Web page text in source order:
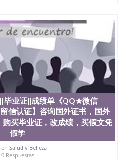
大学结业证（San Jose State
大学结业证（San Jose State
大学结业证（San Jose State
大学学位证（San Jose State
大学学位证（San Jose State
大学学历证书（San Jose
塞州立大学学历证书（San
圣何塞州立大学学历证书
）澳洲读书未毕业找人做
澳洲读CQU中央昆士兰大
书/澳洲读本科硕士做文凭/购
单假文凭学历
澳洲读书未毕
信551190476澳洲读CQU中央
购买学位证书/澳洲读本科硕
毕业证||成绩单《QQ★微信
信认证】咨询国外证书，国外
买毕业证，改成绩，买假文凭
假学
en Salud y Belleza
0 Respuestas